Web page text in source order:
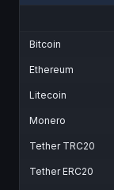
Bitcoin
Ethereum
Litecoin
Monero
Tether TRC20
Tether ERC20